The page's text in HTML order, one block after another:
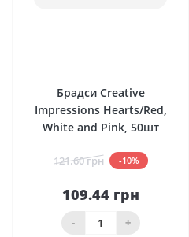
Брадси Creative
Impressions Hearts/Red,
White and Pink, 50шт
121.60 грн -10%
109.44 грн
- +